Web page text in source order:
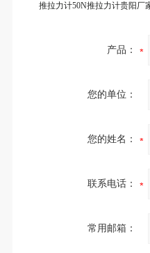
推拉力计50N推拉力计贵阳厂
产品：
您的单位：
您的姓名：
联系电话：
常用邮箱：